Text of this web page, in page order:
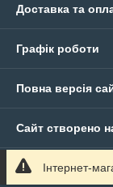
Доставка та
Графік роботи
Повна версія
Сайт створено
ПолітикаІнтернет-